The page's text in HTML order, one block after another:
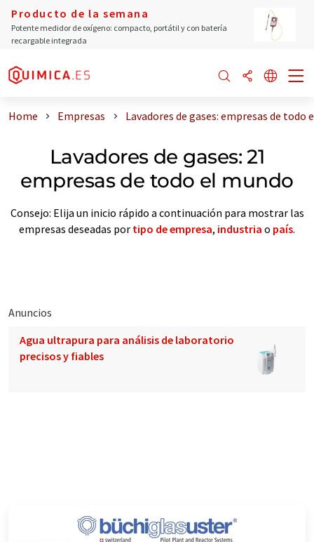
Producto de la semana
Potente medidor de oxígeno: compacto, portátil y con batería
recargable integrada
Home Empresas Lavadores de gases: empresas de todo
Lavadores de gases: 21
empresas de todo el mundo
Consejo: Elija un inicio rápido a continuación para mostrar las
empresas deseadas por tipo de empresa, industria o país.
Anuncios
Agua ultrapura para análisis de laboratorio
precisos y fiables